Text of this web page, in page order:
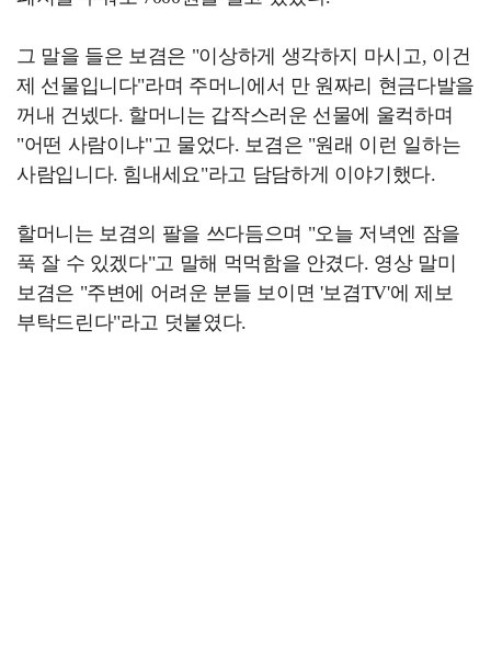
그 말을 들은 보겸은 "이상하게 생각하지 마시고, 이건
제 선물입니다"라며 주머니에서 만 원짜리 현금다발을
꺼내 건넸다. 할머니는 갑작스러운 선물에 울컥하며
"어떤 사람이냐"고 물었다. 보겸은 "원래 이런 일하는
사람입니다. 힘내세요"라고 담담하게 이야기했다.
할머니는 보겸의 팔을 쓰다듬으며 "오늘 저녁엔 잠을
푹 잘 수 있겠다"고 말해 먹먹함을 안겼다. 영상 말미
보겸은 "주변에 어려운 분들 보이면 '보겸TV'에 제보
부탁드린다"라고 덧붙였다.